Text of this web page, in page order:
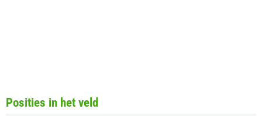
Posities in het veld